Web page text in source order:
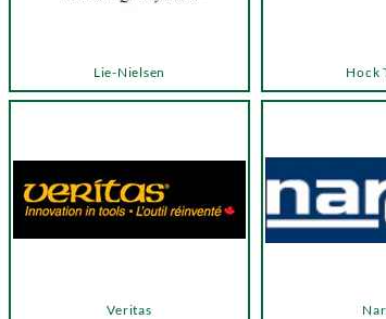
Pour affiner votre recherche, utilisez les
Lie-Nielsen Hock
Veritas